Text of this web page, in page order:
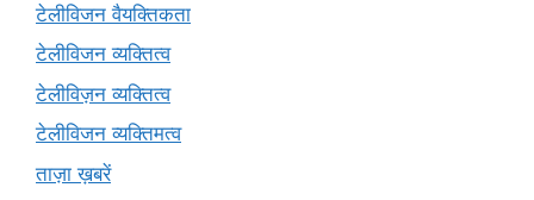
टेलीविजन वैयक्तिकता
टेलीविजन व्यक्तित्व
टेलीविज़न व्यक्तित्व
टेलीविजन व्यक्तिमत्व
ताज़ा ख़बरें